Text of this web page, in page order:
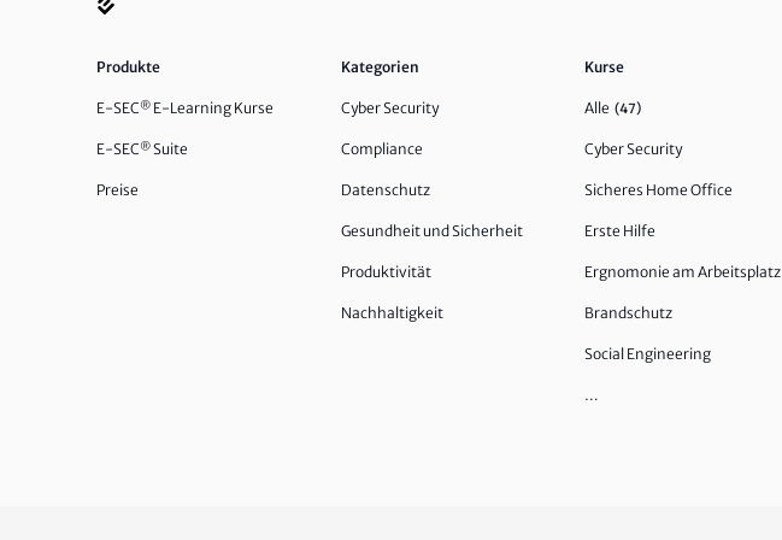
Produkte
E-SEC® E-Learning Kurse
E-SEC®Suite
Preise
Kategorien
Cyber Security
Compliance
Datenschutz
Gesundheit und Sicherheit
Produktivität
Nachhaltigkeit
Kurse
Alle (47)
Cyber Security
Sicheres Home Office
Erste Hilfe
Ergnomonie am Arbeitsplatz
Brandschutz
Social Engineering
…